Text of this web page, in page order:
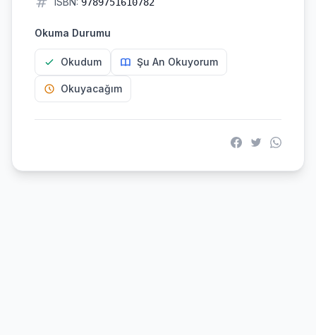
Okuma Durumu
Okudum Şu An Okuyorum
Okuyacağım